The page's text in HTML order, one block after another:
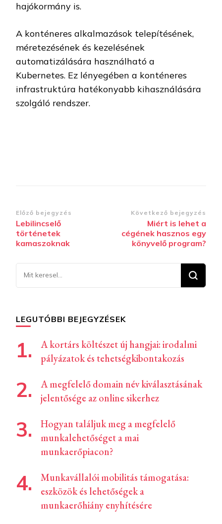
hajókormány is.
A konténeres alkalmazások telepítésének,
méretezésének és kezelésének
automatizálására használható a
Kubernetes. Ez lényegében a konténeres
infrastruktúra hatékonyabb kihasználására
szolgáló rendszer.
Bejegyzések
navigációja
Előző bejegyzés
Lebilincselő
történetek
kamaszoknak
Következő bejegyzés
Miért is lehet a
cégének hasznos egy
könyvelő program?
Keresel
valamit?
LEGUTÓBBI BEJEGYZÉSEK
A kortárs költészet új hangjai: irodalmi
pályázatok és tehetségkibontakozás
A megfelelő domain név kiválasztásának
jelentősége az online sikerhez
Hogyan találjuk meg a megfelelő
munkalehetőséget a mai
munkaerőpiacon?
Munkavállalói mobilitás támogatása:
eszközök és lehetőségek a
munkaerőhiány enyhítésére